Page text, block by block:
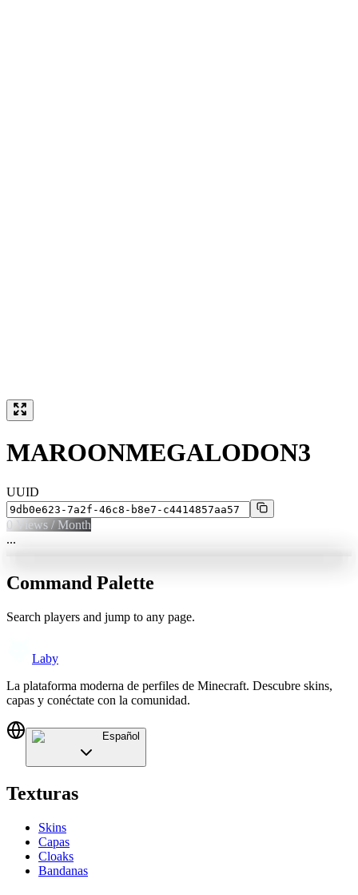
MAROONMEGALODON3
UUID
0 Views / Month
...
Command Palette
Search players and jump to any page.
Laby
La plataforma moderna de perfiles de Minecraft. Descubre skins,
capas y conéctate con la comunidad.
Español
Texturas
Skins
Capas
Cloaks
Bandanas